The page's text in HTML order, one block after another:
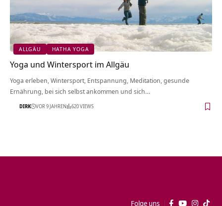
ALLGÄU HATHA YOGA
Yoga und Wintersport im Allgäu
Yoga erleben, Wintersport, Entspannung, Meditation, gesunde
Ernährung, bei sich selbst ankommen und sich…
DIRK VOR 9 JAHREN 620 VIEWS
Folge uns